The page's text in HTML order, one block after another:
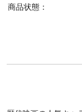
商品状態：